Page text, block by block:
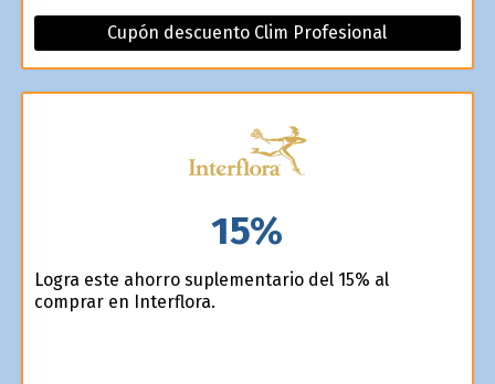
Cupón descuento Clim Profesional
15%
Logra este ahorro suplementario del 15% al
comprar en Interflora.